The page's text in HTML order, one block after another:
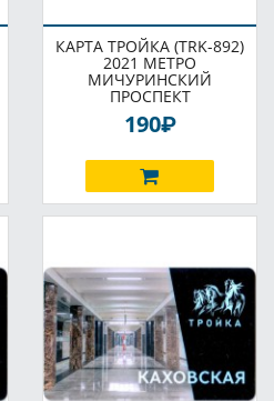
КАРТА ТРОЙКА (TRK-892)
2021 МЕТРО
МИЧУРИНСКИЙ
ПРОСПЕКТ
190P